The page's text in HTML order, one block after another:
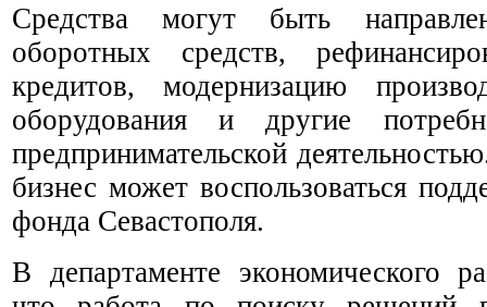
Средства могут быть
оборотных средств,
кредитов, модернизацию
оборудования и другие
предпринимательской
бизнес может воспользоваться
фонда Севастополя.
В департаменте экономического